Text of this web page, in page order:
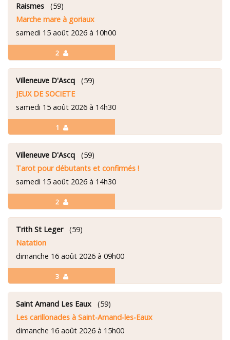
2
Raismes (59)
Marche mare à goriaux
samedi 15 août 2026 à 10h00
1
Villeneuve D'Ascq (59)
JEUX DE SOCIETE
samedi 15 août 2026 à 14h30
2
Villeneuve D'Ascq (59)
Tarot pour débutants et confirmés !
samedi 15 août 2026 à 14h30
3
Trith St Leger(59)
Natation
dimanche 16 août 2026 à 09h00
Saint Amand Les Eaux (59)
Les carillonades à Saint-Amand-les-Eaux
dimanche 16 août 2026 à 15h00